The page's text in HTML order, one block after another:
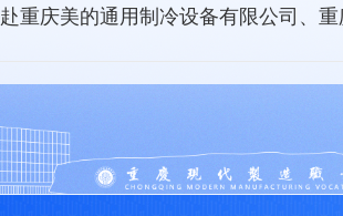
重庆美的通用制冷设备有限公司、